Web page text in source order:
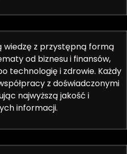
wiedzę z przystępną formą
od biznesu i finansów,
technologię i zdrowie. Każdy
z doświadczonymi
najwyższą jakość i
informacji.